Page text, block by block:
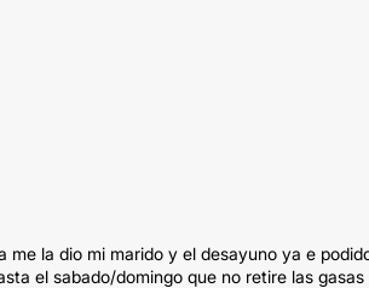
la dio mi marido y el desayuno ya e
el sabado/domingo que no retire las